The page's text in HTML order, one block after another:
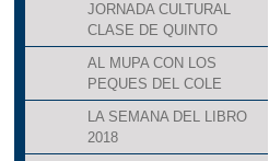
JORNADA CULTURAL
CLASE DE QUINTO
AL MUPA CON LOS
PEQUES DEL COLE
LA SEMANA DEL LIBRO
2018